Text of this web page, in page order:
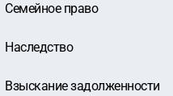
Семейное право
Наследство
Взыскание задолженности